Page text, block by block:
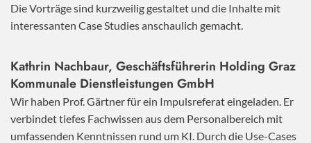
Die Vorträge sind kurzweilig gestaltet und die Inhalte mit
interessanten Case Studies anschaulich gemacht.
Kathrin Nachbaur, Geschäftsführerin Holding Graz
Kommunale Dienstleistungen GmbH
Wir haben Prof. Gärtner für ein Impulsreferat eingeladen. Er
verbindet tiefes Fachwissen aus dem Personalbereich mit
umfassenden Kenntnissen rund um KI. Durch die Use-Cases